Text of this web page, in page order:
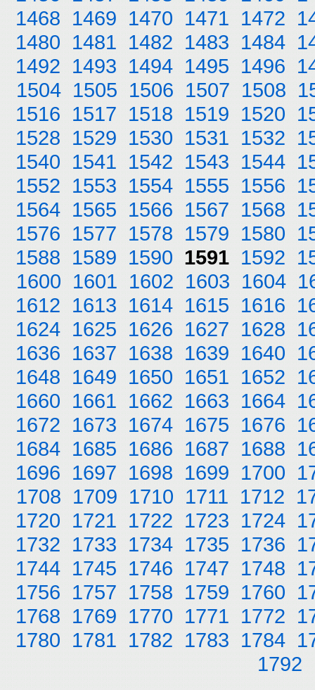
1468 1469 1470 1471 1472
1480 1481 1482 1483 1484
1492 1493 1494 1495 1496
1504 1505 1506 1507 1508
1516 1517 1518 1519 1520
1528 1529 1530 1531 1532
1540 1541 1542 1543 1544
1552 1553 1554 1555 1556
1564 1565 1566 1567 1568
1576 1577 1578 1579 1580
1588 1589 1590 1591 1592
1600 1601 1602 1603 1604
1612 1613 1614 1615 1616
1624 1625 1626 1627 1628
1636 1637 1638 1639 1640
1648 1649 1650 1651 1652
1660 1661 1662 1663 1664
1672 1673 1674 1675 1676
1684 1685 1686 1687 1688
1696 1697 1698 1699 1700
1708 1709 1710 1711 1712
1720 1721 1722 1723 1724
1732 1733 1734 1735 1736
1744 1745 1746 1747 1748
1756 1757 1758 1759 1760
1768 1769 1770 1771 1772
1780 1781 1782 1783 1784
1792